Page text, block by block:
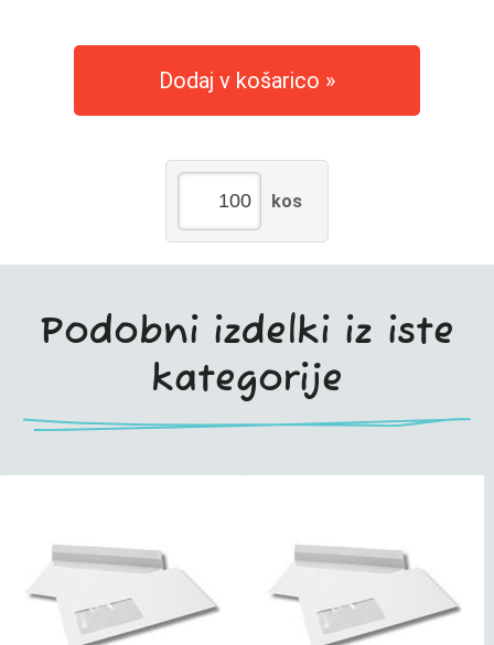
Dodaj v košarico
kos
Podobni izdelki iz iste
kategorije